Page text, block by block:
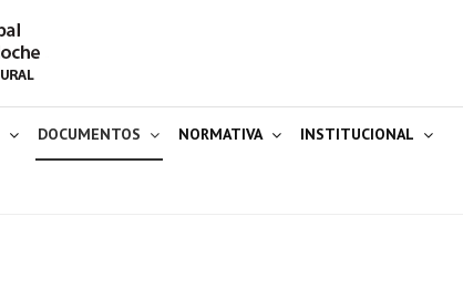
DOCUMENTOS NORMATIVA INSTITUCIONAL